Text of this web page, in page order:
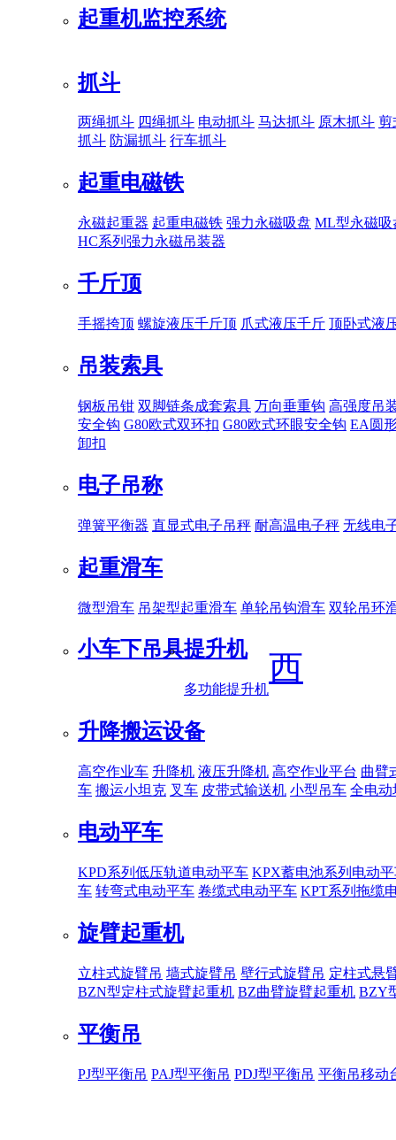
起重机监控系统
抓斗
两绳抓斗 四绳抓斗 电动抓斗 马达抓斗 原木抓斗 剪
抓斗 防漏抓斗 行车抓斗
起重电磁铁
永磁起重器 起重电磁铁 强力永磁吸盘 ML型永磁吸
HC系列强力永磁吊装器
千斤顶
手摇挎顶 螺旋液压千斤顶 爪式液压千斤 顶卧式液
吊装索具
钢板吊钳 双脚链条成套索具 万向垂重钩 高强度吊
安全钩 G80欧式双环扣 G80欧式环眼安全钩 EA圆
卸扣
电子吊称
弹簧平衡器 直显式电子吊秤 耐高温电子秤 无线电
起重滑车
微型滑车 吊架型起重滑车 单轮吊钩滑车 双轮吊环
小车下吊具提升机
多功能提升机
升降搬运设备
高空作业车 升降机 液压升降机 高空作业平台 曲臂
车 搬运小坦克 叉车 皮带式输送机 小型吊车 全电动
电动平车
KPD系列低压轨道电动平车 KPX蓄电池系列电动
车 转弯式电动平车 卷缆式电动平车 KPT系列拖缆
旋臂起重机
立柱式旋臂吊 墙式旋臂吊 壁行式旋臂吊 定柱式悬
BZN型定柱式旋臂起重机 BZ曲臂旋臂起重机 BZY
平衡吊
PJ型平衡吊 PAJ型平衡吊 PDJ型平衡吊 平衡吊移动
西